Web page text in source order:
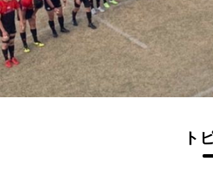
ト